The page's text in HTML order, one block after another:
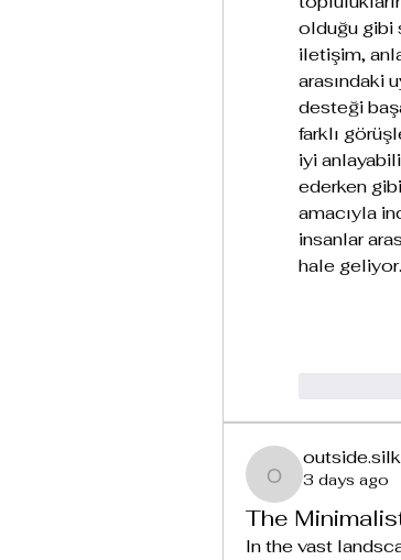
olduğu gibi
iletişim,
arasındaki
desteği
farklı
iyi
ederken
amacıyla
insanlar
hale geliyor.
3 days ago
The
In the vast